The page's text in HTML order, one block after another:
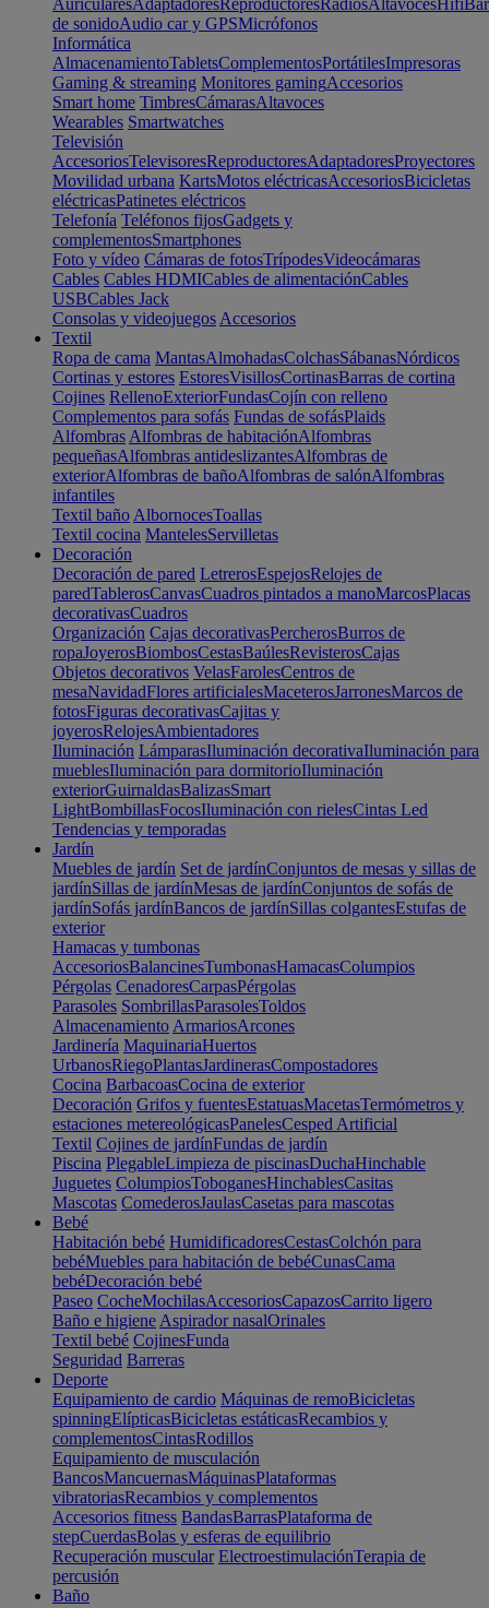
AuricularesAdaptadoresReproductoresRadiosAltavocesHifi
de sonidoAudio car y GPSMicrófonos
Informática
AlmacenamientoTabletsComplementosPortátilesImpresoras
Gaming & streaming Monitores gamingAccesorios
Smart home TimbresCámarasAltavoces
Wearables Smartwatches
Televisión
AccesoriosTelevisoresReproductoresAdaptadoresProyectores
Movilidad urbana KartsMotos eléctricasAccesoriosBicicletas
eléctricasPatinetes eléctricos
Telefonía Teléfonos fijosGadgets y
complementosSmartphones
Foto y vídeo Cámaras de fotosTrípodesVideocámaras
Cables Cables HDMICables de alimentaciónCables
USBCables Jack
Consolas y videojuegos Accesorios
Textil
Ropa de cama MantasAlmohadasColchasSábanasNórdicos
Cortinas y estores EstoresVisillosCortinasBarras de cortina
Cojines RellenoExteriorFundasCojín con relleno
Complementos para sofás Fundas de sofásPlaids
Alfombras Alfombras de habitaciónAlfombras
pequeñasAlfombras antideslizantesAlfombras de
exteriorAlfombras de bañoAlfombras de salónAlfombras
infantiles
Textil baño AlbornocesToallas
Textil cocina MantelesServilletas
Decoración
Decoración de pared LetrerosEspejosRelojes de
paredTablerosCanvasCuadros pintados a manoMarcosPlacas
decorativasCuadros
Organización Cajas decorativasPercherosBurros de
ropaJoyerosBiombosCestasBaúlesRevisterosCajas
Objetos decorativos VelasFarolesCentros de
mesaNavidadFlores artificialesMaceterosJarronesMarcos de
fotosFiguras decorativasCajitas y
joyerosRelojesAmbientadores
Iluminación LámparasIluminación decorativaIluminación para
mueblesIluminación para dormitorioIluminación
exteriorGuirnaldasBalizasSmart
LightBombillasFocosIluminación con rielesCintas Led
Tendencias y temporadas
Jardín
Muebles de jardín Set de jardínConjuntos de mesas y sillas de
jardínSillas de jardínMesas de jardínConjuntos de sofás de
jardínSofás jardínBancos de jardínSillas colgantesEstufas de
exterior
Hamacas y tumbonas
AccesoriosBalancinesTumbonasHamacasColumpios
Pérgolas CenadoresCarpasPérgolas
Parasoles SombrillasParasolesToldos
Almacenamiento ArmariosArcones
Jardinería MaquinariaHuertos
UrbanosRiegoPlantasJardinerasCompostadores
Cocina BarbacoasCocina de exterior
Decoración Grifos y fuentesEstatuasMacetasTermómetros y
estaciones metereológicasPanelesCesped Artificial
Textil Cojines de jardínFundas de jardín
Piscina PlegableLimpieza de piscinasDuchaHinchable
Juguetes ColumpiosToboganesHinchablesCasitas
Mascotas ComederosJaulasCasetas para mascotas
Bebé
Habitación bebé HumidificadoresCestasColchón para
bebéMuebles para habitación de bebéCunasCama
bebéDecoración bebé
Paseo CocheMochilasAccesoriosCapazosCarrito ligero
Baño e higiene Aspirador nasalOrinales
Textil bebé CojinesFunda
Seguridad Barreras
Deporte
Equipamiento de cardio Máquinas de remoBicicletas
spinningElípticasBicicletas estáticasRecambios y
complementosCintasRodillos
Equipamiento de musculación
BancosMancuernasMáquinasPlataformas
vibratoriasRecambios y complementos
Accesorios fitness BandasBarrasPlataforma de
stepCuerdasBolas y esferas de equilibrio
Recuperación muscular ElectroestimulaciónTerapia de
percusión
Baño